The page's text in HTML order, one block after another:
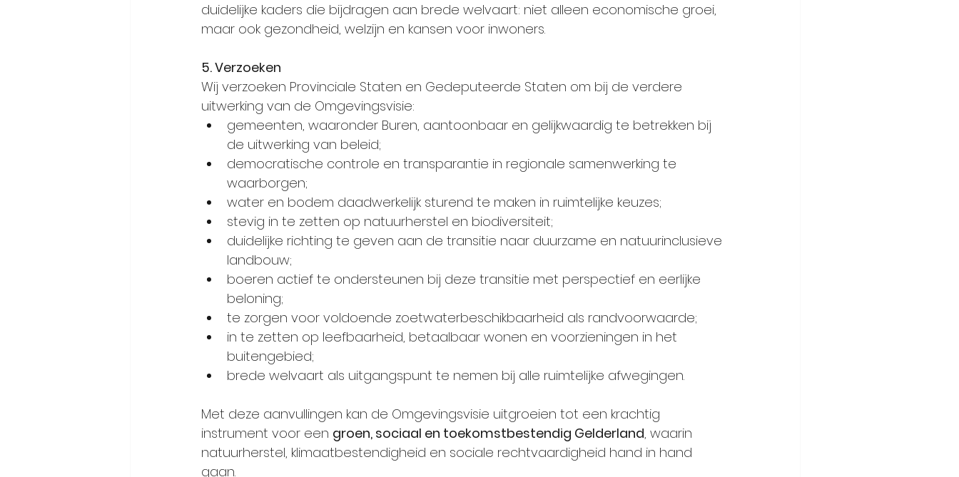
duidelijke kaders die bijdragen aan brede welvaart: niet alleen economische groei,
maar ook gezondheid, welzijn en kansen voor inwoners.
5. Verzoeken
Wij verzoeken Provinciale Staten en Gedeputeerde Staten om bij de verdere
uitwerking van de Omgevingsvisie:
gemeenten, waaronder Buren, aantoonbaar en gelijkwaardig te betrekken bij
de uitwerking van beleid;
democratische controle en transparantie in regionale samenwerking te
waarborgen;
water en bodem daadwerkelijk sturend te maken in ruimtelijke keuzes;
stevig in te zetten op natuurherstel en biodiversiteit;
duidelijke richting te geven aan de transitie naar duurzame en natuurinclusieve
landbouw;
boeren actief te ondersteunen bij deze transitie met perspectief en eerlijke
beloning;
te zorgen voor voldoende zoetwaterbeschikbaarheid als randvoorwaarde;
in te zetten op leefbaarheid, betaalbaar wonen en voorzieningen in het
buitengebied;
brede welvaart als uitgangspunt te nemen bij alle ruimtelijke afwegingen.
Met deze aanvullingen kan de Omgevingsvisie uitgroeien tot een krachtig
instrument voor een groen, sociaal en toekomstbestendig Gelderland, waarin
natuurherstel, klimaatbestendigheid en sociale rechtvaardigheid hand in hand
gaan.